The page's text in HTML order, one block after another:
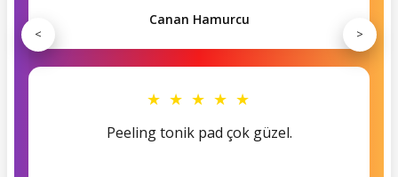
Canan Hamurcu
★ ★ ★ ★ ★
Peeling tonik pad çok güzel.
< >